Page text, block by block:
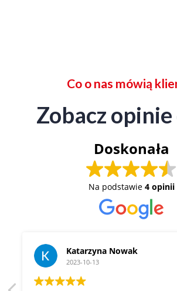
Co o nas mówią
Zobacz opinie
Doskonała
Na podstawie 4 opinii
Katarzyna Nowak
2023-10-13